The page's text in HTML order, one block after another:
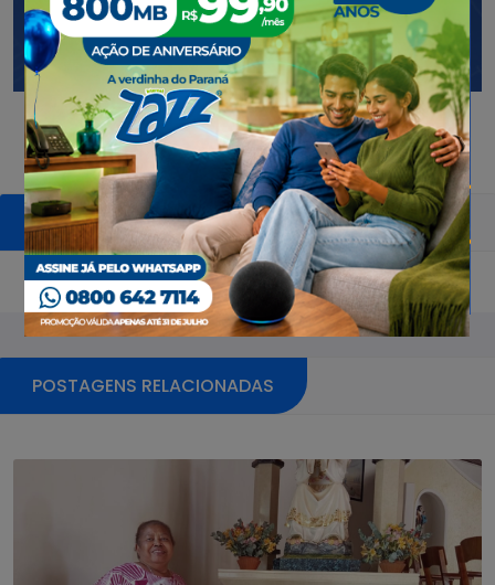
COMENTÁRIOS
Pular sessão de comentários
POSTAGENS RELACIONADAS